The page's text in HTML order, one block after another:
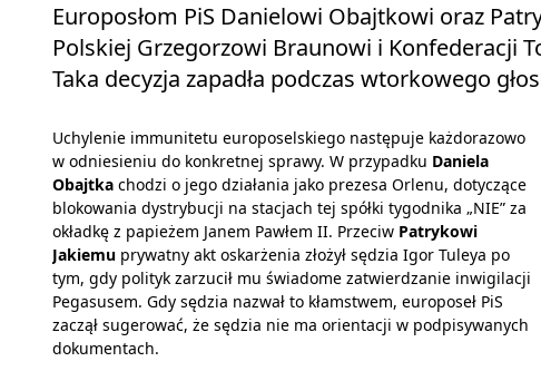
Europosłom PiS Danielowi Obajtkowi oraz
Polskiej Grzegorzowi Braunowi i Konfederacji
Taka decyzja zapadła podczas wtorkowego
Uchylenie immunitetu europoselskiego następuje każdorazowo
w odniesieniu do konkretnej sprawy. W przypadku Daniela
Obajtka chodzi o jego działania jako prezesa Orlenu, dotyczące
blokowania dystrybucji na stacjach tej spółki tygodnika „NIE” za
okładkę z papieżem Janem Pawłem II. Przeciw Patrykowi
Jakiemu prywatny akt oskarżenia złożył sędzia Igor Tuleya po
tym, gdy polityk zarzucił mu świadome zatwierdzanie inwigilacji
Pegasusem. Gdy sędzia nazwał to kłamstwem, europoseł PiS
zaczął sugerować, że sędzia nie ma orientacji w podpisywanych
dokumentach.